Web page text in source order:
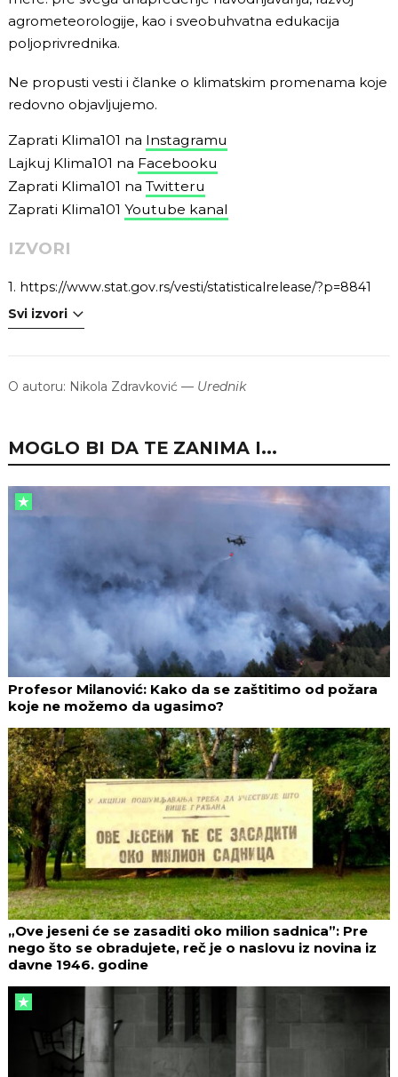
agrometeorologije, kao i sveobuhvatna edukacija
poljoprivrednika.
Ne propusti vesti i članke o klimatskim promenama koje
redovno objavljujemo.
Zaprati Klima101 na Instagramu
Lajkuj Klima101 na Facebooku
Zaprati Klima101 na Twitteru
Zaprati Klima101 Youtube kanal
IZVORI
1. https://www.stat.gov.rs/vesti/statisticalrelease/?p=8841
Svi izvori
O autoru: Nikola Zdravković — Urednik
MOGLO BI DA TE ZANIMA I...
Profesor Milanović: Kako da se zaštitimo od požara
koje ne možemo da ugasimo?
„Ove jeseni će se zasaditi oko milion sadnica”: Pre
nego što se obradujete, reč je o naslovu iz novina iz
davne 1946. godine